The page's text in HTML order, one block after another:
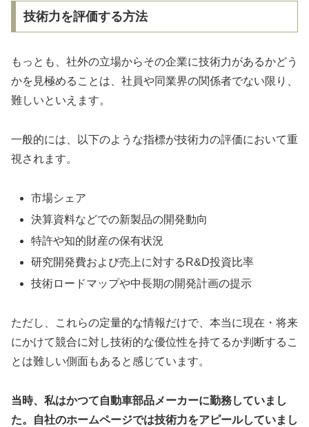
技術力を評価する方法
もっとも、社外の立場からその企業に技術力があるかどう
かを見極めることは、社員や同業界の関係者でない限り、
難しいといえます。
一般的には、以下のような指標が技術力の評価において重
視されます。
市場シェア
決算資料などでの新製品の開発動向
特許や知的財産の保有状況
研究開発費および売上に対するR&D投資比率
技術ロードマップや中長期の開発計画の提示
ただし、これらの定量的な情報だけで、本当に現在・将来
にかけて競合に対し技術的な優位性を持てるか判断するこ
とは難しい側面もあると感じています。
当時、私はかつて自動車部品メーカーに勤務していまし
た。自社のホームページでは技術力をアピールしていまし